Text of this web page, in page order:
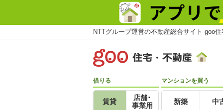
NTTグループ運営の不動産総合サイト goo
借りる
賃貸
店舗･
事業用
マンションを買う
新築 中